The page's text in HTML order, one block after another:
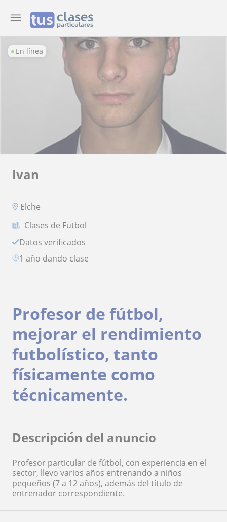
En línea
Ivan
Elche
Clases de Futbol
Datos verificados
1 año dando clase
Profesor de fútbol,
mejorar el rendimiento
futbolístico, tanto
físicamente como
técnicamente.
Descripción del anuncio
Profesor particular de fútbol, con experiencia en el
sector, llevo varios años entrenando a niños
pequeños (7 a 12 años), además del título de
entrenador correspondiente.